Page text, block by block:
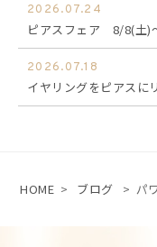
2026.07.24
ピアスフェア 8/8(土)
2026.07.18
イヤリングをピアスに
HOME > ブログ > パ